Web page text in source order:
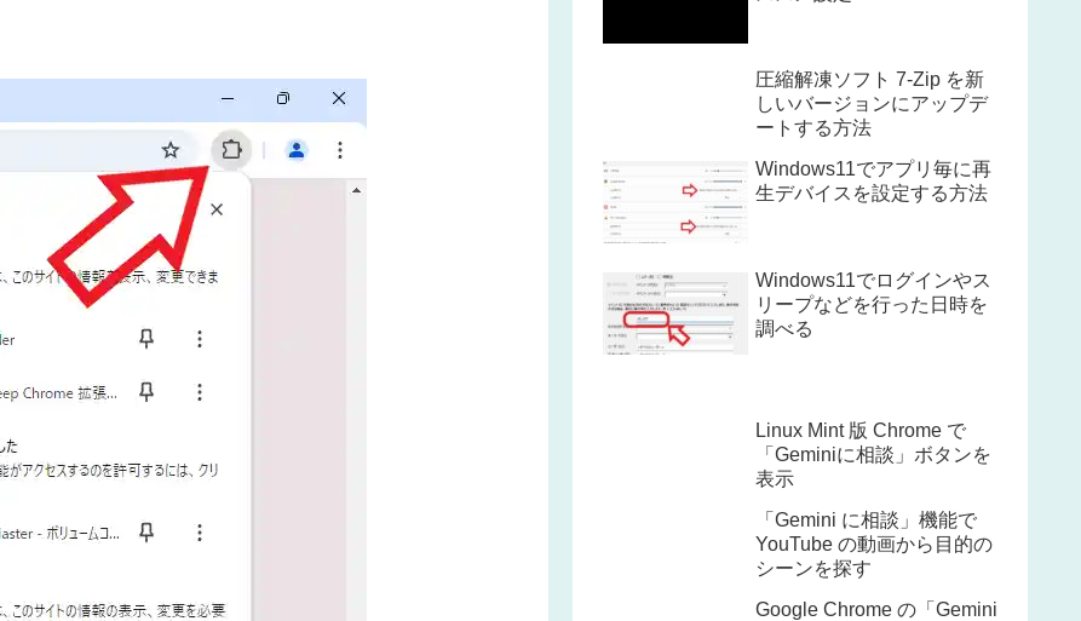
圧縮解凍ソフト 7-Zip を新
しいバージョンにアップデ
ートする方法
Windows11でアプリ毎に再
生デバイスを設定する方法
Windows11でログインやス
リープなどを行った日時を
調べる
Linux Mint 版 Chrome で
「Geminiに相談」ボタンを
表示
「Gemini に相談」機能で
YouTube の動画から目的の
シーンを探す
Google Chrome の「Gemini